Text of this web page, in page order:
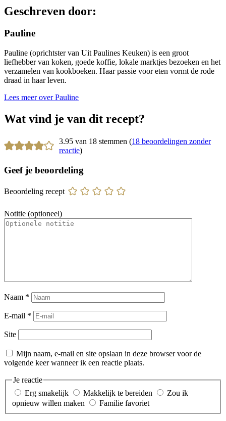
Geschreven door:
Pauline
Pauline (oprichtster van Uit Paulines Keuken) is een groot
liefhebber van koken, goede koffie, lokale marktjes bezoeken en het
verzamelen van kookboeken. Haar passie voor eten vormt de rode
draad in haar leven.
Lees meer over Pauline
Wat vind je van dit recept?
3.95 van 18 stemmen (18 beoordelingen zonder
reactie)
Geef je beoordeling
Beoordeling recept
Notitie (optioneel)
Naam *
E-mail *
Site
Mijn naam, e-mail en site opslaan in deze browser voor de
volgende keer wanneer ik een reactie plaats.
Je reactie
Erg smakelijk
Makkelijk te bereiden
Zou ik
opnieuw willen maken
Familie favoriet